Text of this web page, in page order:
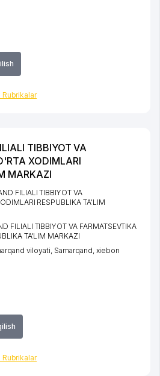
TIBBIYOT VA
XODIMLARI
MARKAZI
FILIALI TIBBIYOT VA
RESPUBLIKA TA'LIM
FILIALI TIBBIYOT VA FARMATSEVTIKA
TA'LIM MARKAZI
viloyati, Samarqand, xiеbon